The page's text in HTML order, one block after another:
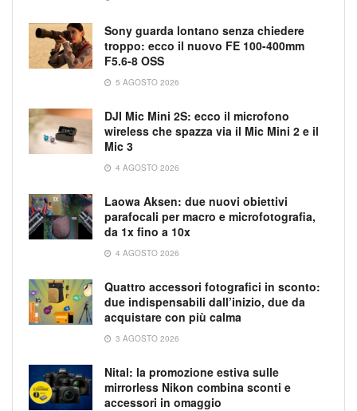
Sony guarda lontano senza chiedere
troppo: ecco il nuovo FE 100-400mm
F5.6-8 OSS
5 AGOSTO 2026
DJI Mic Mini 2S: ecco il microfono
wireless che spazza via il Mic Mini 2 e il
Mic 3
4 AGOSTO 2026
Laowa Aksen: due nuovi obiettivi
parafocali per macro e microfotografia,
da 1x fino a 10x
4 AGOSTO 2026
Quattro accessori fotografici in sconto:
due indispensabili dall’inizio, due da
acquistare con più calma
3 AGOSTO 2026
Nital: la promozione estiva sulle
mirrorless Nikon combina sconti e
accessori in omaggio